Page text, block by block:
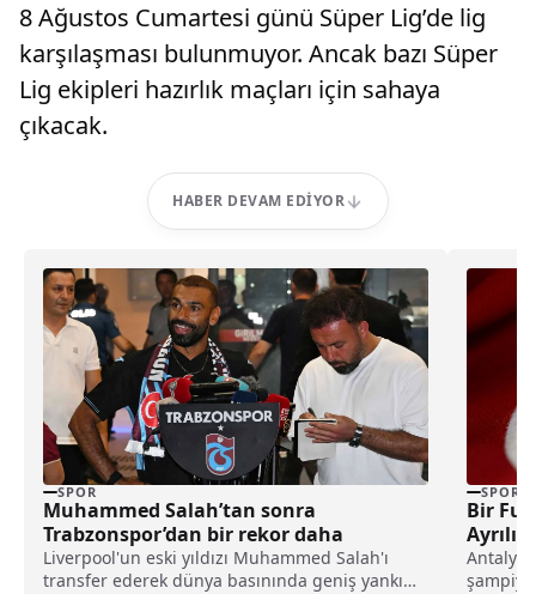
8 Ağustos Cumartesi günü Süper Lig’de lig
karşılaşması bulunmuyor. Ancak bazı Süper
Lig ekipleri hazırlık maçları için sahaya
çıkacak.
HABER DEVAM EDIYOR
SPOR
Muhammed Salah’tan sonra
Trabzonspor’dan bir rekor daha
Liverpool'un eski yıldızı Muhammed Salah'ı
transfer ederek dünya basınında geniş yankı
SPOR
Bir